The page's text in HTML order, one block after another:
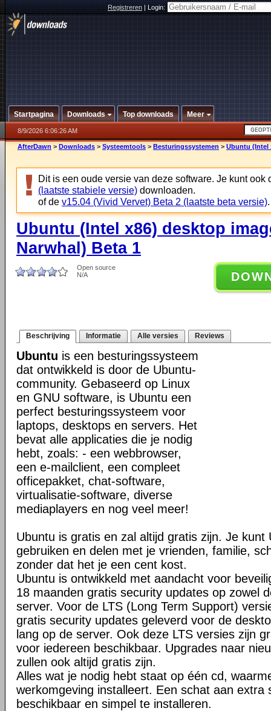
Registreren|Login:
Startpagina Downloads Top downloads Meer
8/9/2026 6:06:26 AM
AfterDawn > Downloads > Systeemtools > Besturingssystemen > Ubuntu (Intel
Dit is een oude versie van deze software. Je kunt ook
(laatste stabiele versie) downloaden.
of de v15.04 (Vivid Vervet) Beta 2 (laatste beta versie).
Ubuntu (Intel x86) desktop
Narwhal) Beta 1
Open source
N/A
Beschrijving Informatie Alle versies Reviews
Ubuntu is een besturingssysteem
dat ontwikkeld is door de Ubuntu-
community. Gebaseerd op Linux
en GNU software, is Ubuntu een
perfect besturingssysteem voor
laptops, desktops en servers. Het
bevat alle applicaties die je nodig
hebt, zoals: - een webbrowser,
een e-mailclient, een compleet
officepakket, chat-software,
virtualisatie-software, diverse
mediaplayers en nog veel meer!
Ubuntu is gratis en zal altijd gratis zijn. Je kunt
gebruiken en delen met je vrienden, familie,
zonder dat het je een cent kost.
Ubuntu is ontwikkeld met aandacht voor
18 maanden gratis security updates op zowel
server. Voor de LTS (Long Term Support)
gratis security updates geleverd voor de
lang op de server. Ook deze LTS versies zijn
voor iedereen beschikbaar. Upgrades naar
zullen ook altijd gratis zijn.
Alles wat je nodig hebt staat op één cd,
werkomgeving installeert. Een schat aan extra
beschikbaar en simpel te installeren.